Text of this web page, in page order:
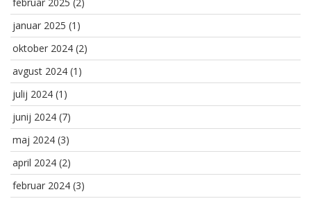
februar 2025 (2)
januar 2025 (1)
oktober 2024 (2)
avgust 2024 (1)
julij 2024 (1)
junij 2024 (7)
maj 2024 (3)
april 2024 (2)
februar 2024 (3)